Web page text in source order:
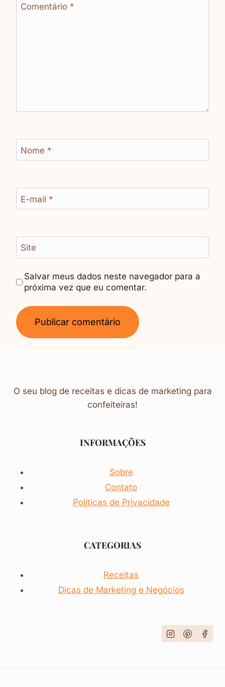
Comentário *
Nome *
E-mail *
Site
Salvar meus dados neste navegador para a
próxima vez que eu comentar.
O seu blog de receitas e dicas de marketing para
confeiteiras!
INFORMAÇÕES
Sobre
Contato
Políticas de Privacidade
CATEGORIAS
Receitas
Dicas de Marketing e Negócios